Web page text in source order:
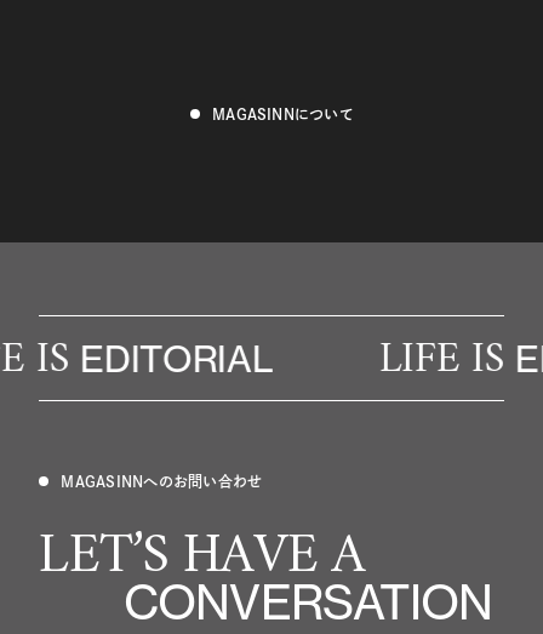
MAGASINNについて
EDITORIAL LIFE IS
MAGASINNへのお問い合わせ
LET’S HAVE A
CONVERSATION